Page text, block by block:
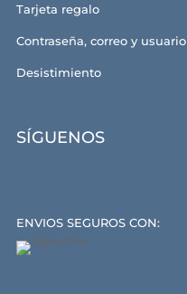
Tarjeta regalo
Contraseña, correo y usuario
Desistimiento
SÍGUENOS
ENVIOS SEGUROS CON: